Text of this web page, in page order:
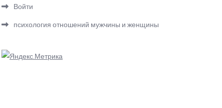
Войти
психология отношений мужчины и женщины